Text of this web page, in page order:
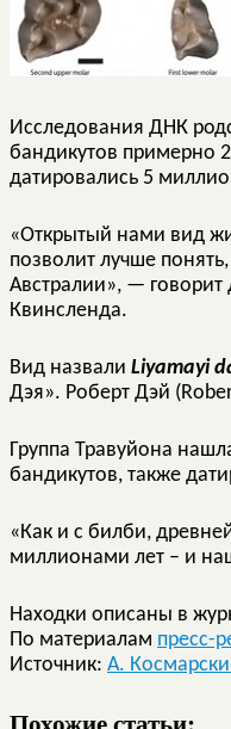
Исследования ДНК
бандикутов примерно
датировались 5
«Открытый нами вид
позволит лучше
Австралии», — говорит
Квинсленда.
Вид назвали Liyamayi
Дэя». Роберт Дэй
Группа Травуйона
бандикутов, также
«Как и с билби,
миллионами лет – и
Находки описаны в
По материалам пресс-
Источник: А.